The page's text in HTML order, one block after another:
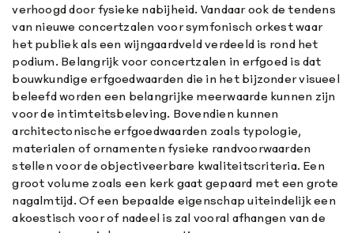
verhoogd door fysieke nabijheid. Vandaar ook de tendens
van nieuwe concertzalen voor symfonisch orkest waar
het publiek als een wijngaardveld verdeeld is rond het
podium. Belangrijk voor concertzalen in erfgoed is dat
bouwkundige erfgoedwaarden die in het bijzonder visueel
beleefd worden een belangrijke meerwaarde kunnen zijn
voor de intimteitsbeleving. Bovendien kunnen
architectonische erfgoedwaarden zoals typologie,
materialen of ornamenten fysieke randvoorwaarden
stellen voor de objectiveerbare kwaliteitscriteria. Een
groot volume zoals een kerk gaat gepaard met een grote
nagalmtijd. Of een bepaalde eigenschap uiteindelijk een
akoestisch voor of nadeel is zal vooral afhangen van de